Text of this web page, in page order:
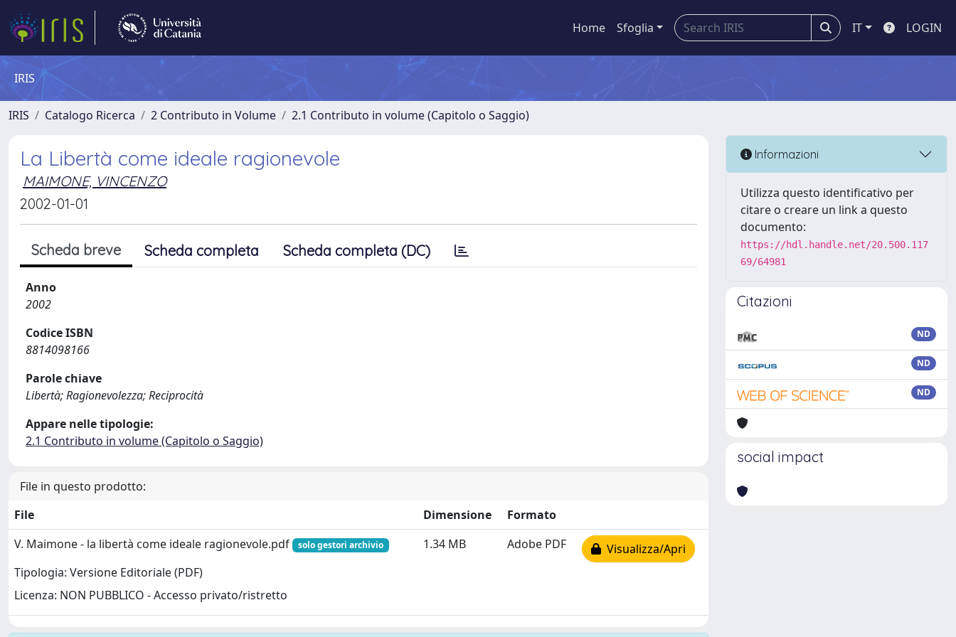
Home Sfoglia IT LOGIN
IRIS
IRIS Catalogo Ricerca 2 Contributo in Volume 2.1 Contributo in volume (Capitolo o Saggio)
La Libertà come ideale ragionevole
MAIMONE, VINCENZO
2002-01-01
Scheda breve Scheda completa Scheda completa (DC)
Anno
2002
Codice ISBN
8814098166
Parole chiave
Libertà; Ragionevolezza; Reciprocità
Appare nelle tipologie:
2.1 Contributo in volume (Capitolo o Saggio)
File in questo prodotto:
File
Dimensione
Formato
V. Maimone - la libertà come ideale ragionevole.pdf
solo gestori archivio
Tipologia: Versione Editoriale (PDF)
Licenza: NON PUBBLICO - Accesso privato/ristretto
1.34 MB Adobe PDF Visualizza/Apri
Informazioni
Utilizza questo identificativo per
citare o creare un link a questo
documento:
https://hdl.handle.net/20.500.117
69/64981
Citazioni
ND
ND
ND
social impact